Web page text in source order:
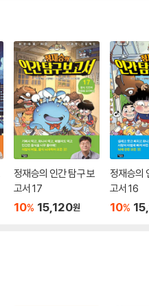
정재승의 인간 탐구 보
고서 17
10% 15,120원
정재승의
고서 16
10%